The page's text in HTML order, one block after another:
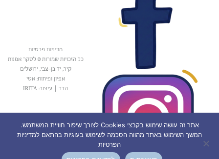
מדיניות פרטיות
כל הזכויות שמורות © לסקר אמנות
קיר, יד בן-צבי, ירושלים
אפיון ופיתוח: אטי
הדר
עיצוב: IRITA
אתר זה עושה שימוש בקבצי Cookies לצורך שיפור חוויית המשתמש.
המשך השימוש באתר מהווה הסכמה לשימוש בעוגיות בהתאם למדיניות
הפרטיות